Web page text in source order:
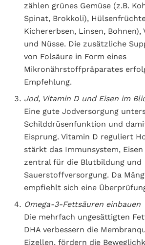
zählen grünes Gemüse (z.B.
Spinat, Brokkoli),
Kichererbsen, Linsen,
und Nüsse. Die zusätzliche
von Folsäure in Form eines
Mikronährstoffpräparates
Empfehlung.
Jod, Vitamin D und Eisen im
Eine gute Jodversorgung
Schilddrüsenfunktion und
Eisprung. Vitamin D reguliert
stärkt das Immunsystem,
zentral für die Blutbildung und
Sauerstoffversorgung. Da
empfiehlt sich eine
Omega-3-Fettsäuren einbauen
Die mehrfach ungesättigten
DHA verbessern die
Eizellen, fördern die